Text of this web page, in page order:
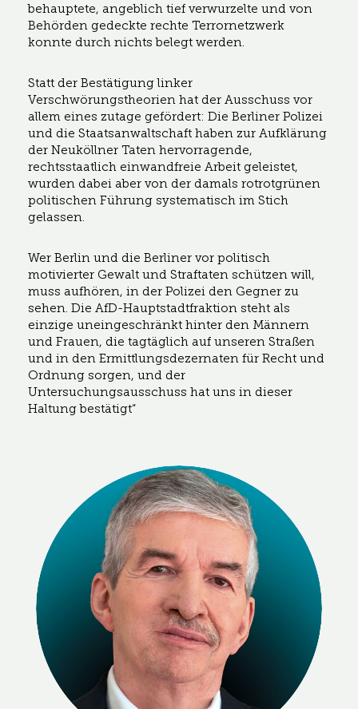
behauptete, angeblich tief verwurzelte und von
Behörden gedeckte rechte Terrornetzwerk
konnte durch nichts belegt werden.
Statt der Bestätigung linker
Verschwörungstheorien hat der Ausschuss vor
allem eines zutage gefördert: Die Berliner Polizei
und die Staatsanwaltschaft haben zur Aufklärung
der Neuköllner Taten hervorragende,
rechtsstaatlich einwandfreie Arbeit geleistet,
wurden dabei aber von der damals rotrotgrünen
politischen Führung systematisch im Stich
gelassen.
Wer Berlin und die Berliner vor politisch
motivierter Gewalt und Straftaten schützen will,
muss aufhören, in der Polizei den Gegner zu
sehen. Die AfD-Hauptstadtfraktion steht als
einzige uneingeschränkt hinter den Männern
und Frauen, die tagtäglich auf unseren Straßen
und in den Ermittlungsdezernaten für Recht und
Ordnung sorgen, und der
Untersuchungsausschuss hat uns in dieser
Haltung bestätigt“